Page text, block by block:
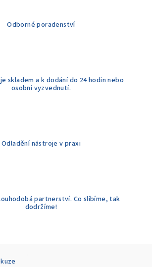
Odborné poradenství
skladem a k dodání do 24 hodin nebo
osobní vyzvednutí.
Odladění nástroje v praxi
partnerství. Co slíbíme, tak
dodržíme!